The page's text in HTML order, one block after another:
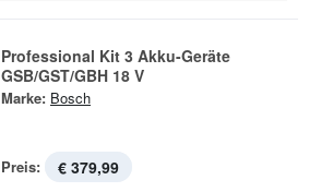
Professional Kit 3 Akku-Geräte
GSB/GST/GBH 18 V
Marke: Bosch
Preis: € 379,99